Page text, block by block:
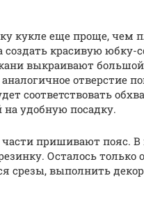
кукле еще проще, чем
создать красивую юбку-
выкраивают
отверстие
соответствовать
на удобную посадку.
части пришивают пояс.
Осталось только
срезы, выполнить